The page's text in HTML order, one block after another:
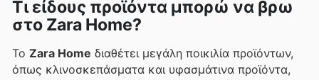
Τι είδους προϊόντα μπορώ να βρω
στο Zara Home?
Το Zara Home διαθέτει μεγάλη ποικιλία προϊόντων,
όπως κλινοσκεπάσματα και υφασμάτινα προϊόντα,